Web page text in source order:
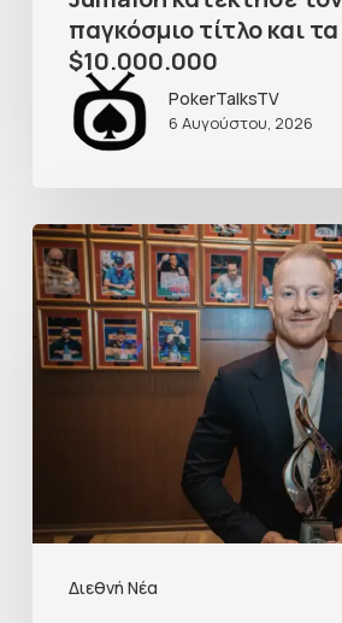
παγκόσμιο τίτλο και τα
$10.000.000
PokerTalksTV
6 Αυγούστου, 2026
Διεθνή Νέα